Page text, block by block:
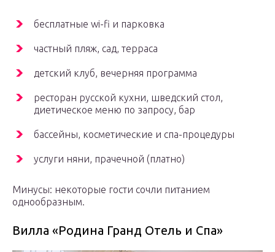
бесплатные wi-fi и парковка
частный пляж, сад, терраса
детский клуб, вечерняя программа
ресторан русской кухни, шведский стол,
диетическое меню по запросу, бар
бассейны, косметические и спа-процедуры
услуги няни, прачечной (платно)
Минусы: некоторые гости сочли питанием
однообразным.
Вилла «Родина Гранд Отель и Спа»